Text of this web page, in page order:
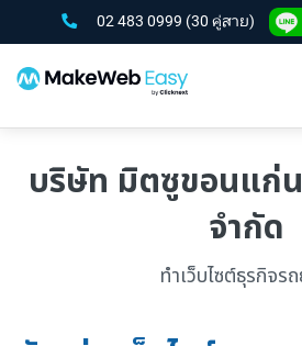
02 483 0999 (30 คู่สาย)
บริษัท มิตซูขอนแก่
จำกัด
ทำเว็บไซต์ธุรกิจร